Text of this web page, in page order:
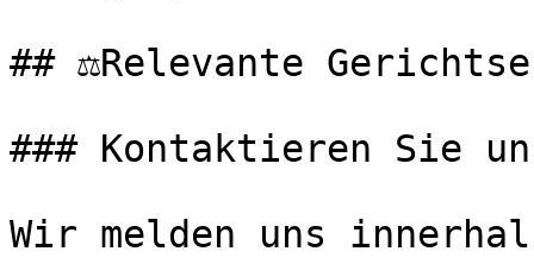
## ⚖️Relevante
### Kontaktieren Sie
Wir melden uns